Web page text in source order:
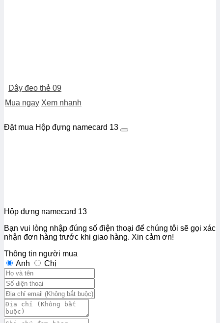
Dây đeo thẻ 09
Mua ngay Xem nhanh
Đặt mua Hộp đựng namecard 13
Hộp đựng namecard 13
Bạn vui lòng nhập đúng số điện thoại để chúng tôi sẽ gọi xác
nhận đơn hàng trước khi giao hàng. Xin cảm ơn!
Thông tin người mua
Anh
Chị